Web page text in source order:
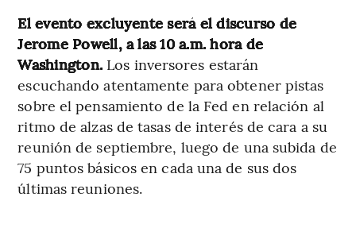
El evento excluyente será el discurso de
Jerome Powell, a las 10 a.m. hora de
Washington. Los inversores estarán
escuchando atentamente para obtener pistas
sobre el pensamiento de la Fed en relación al
ritmo de alzas de tasas de interés de cara a su
reunión de septiembre, luego de una subida de
75 puntos básicos en cada una de sus dos
últimas reuniones.